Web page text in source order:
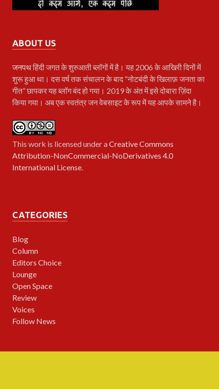
ABOUT US
जनपथहिंदी जगत के शुरुआती ब्लॉगों में है। यह 2006 के आखिरी दिनों में
शुरू हुआ था। दस वर्ष तक संचालन के बाद “नोटबंदी के खिलाफ़ जनता का
गीत” छापकर यह ब्लॉग बंद हो गया। 2019 के अंत में इसे दोबारा ज़िंदा
किया गया। अब एक स्वतंत्र जन वेबसाइट के रूप में यह आपके सामने है।
This work is licensed under aCreative Commons
Attribution-NonCommercial-NoDerivatives 4.0
International License.
CATEGORIES
Blog
Column
Editors Choice
Lounge
Open Space
Review
Voices
Follow News